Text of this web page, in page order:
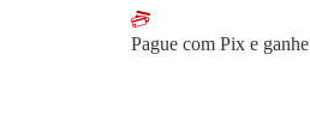
Pague com Pix e ganhe